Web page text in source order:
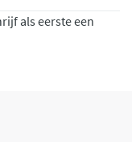
als eerste een